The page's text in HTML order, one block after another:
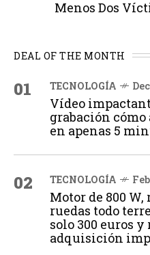
Menos Dos
DEAL OF THE MONTH
01 TECNOLOGÍA
Vídeo
grabación
en apenas 5
02 TECNOLOGÍA
Motor de 800
ruedas todo
solo 300 euros
adquisición